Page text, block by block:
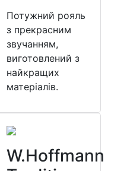
Потужний рояль
з прекрасним
звучанням,
виготовлений з
найкращих
матеріалів.
W.Hoffmann